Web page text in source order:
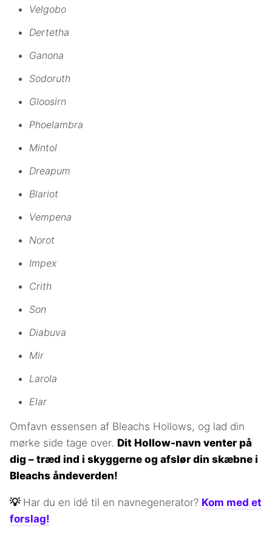
Velgobo
Dertetha
Ganona
Sodoruth
Gloosirn
Phoelambra
Mintol
Dreapum
Blariot
Vempena
Norot
Impex
Crith
Son
Diabuva
Mir
Larola
Elar
Omfavn essensen af Bleachs Hollows, og lad din
mørke side tage over. Dit Hollow-navn venter på
dig – træd ind i skyggerne og afslør din skæbne i
Bleachs åndeverden!
💡 Har du en idé til en navnegenerator? Kom med et
forslag!